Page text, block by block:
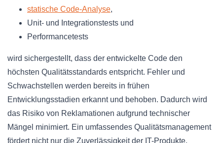
statische Code-Analyse,
Unit- und Integrationstests und
Performancetests
wird sichergestellt, dass der entwickelte Code den
höchsten Qualitätsstandards entspricht. Fehler und
Schwachstellen werden bereits in frühen
Entwicklungsstadien erkannt und behoben. Dadurch wird
das Risiko von Reklamationen aufgrund technischer
Mängel minimiert. Ein umfassendes Qualitätsmanagement
fördert nicht nur die Zuverlässigkeit der IT-Produkte,